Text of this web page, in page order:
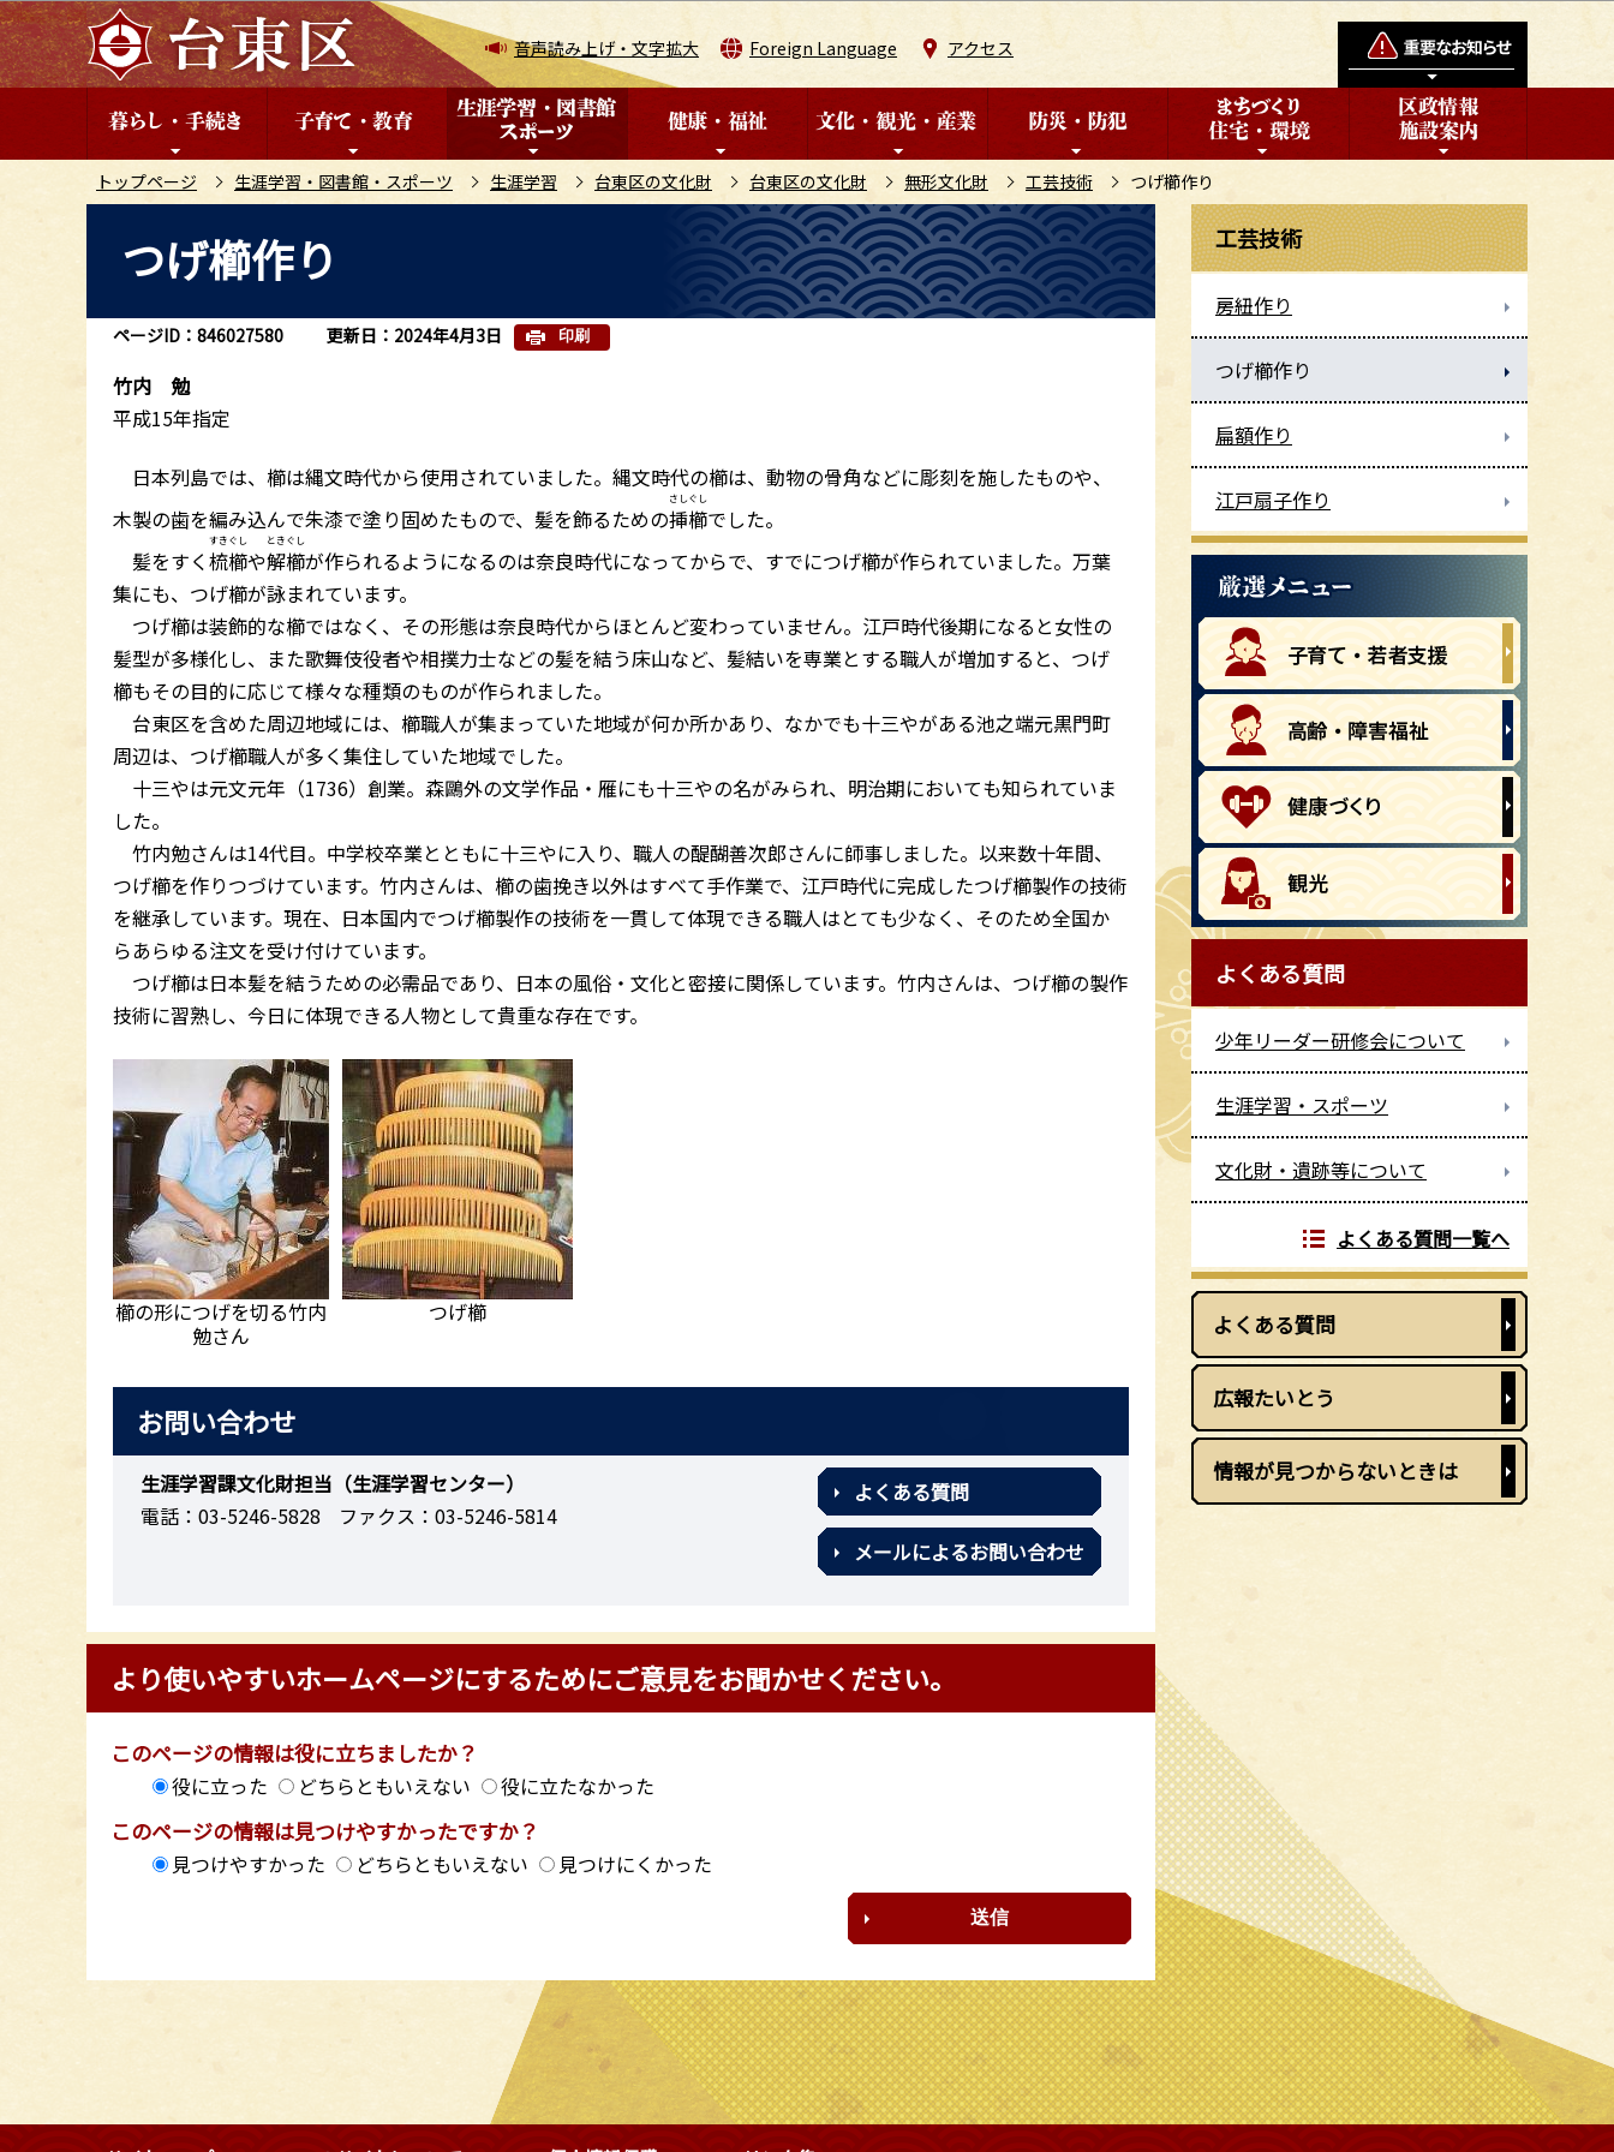
こ
の
ペ
音声読み上げ・文字拡大 Foreign Language アクセス
トップページ 生涯学習・図書館・スポーツ 生涯学習 台東区の文化財 台東区の文化財 無形文化財 工芸技術 つげ櫛作り
こ
つげ櫛作り
ページID：846027580 更新日：2024年4月3日 印刷
竹内 勉
平成15年指定
日本列島では、櫛は縄文時代から使用されていました。縄文時代の櫛は、動物の骨角などに彫刻を施したものや、
木製の歯を編み込んで朱漆で塗り固めたもので、髪を飾るための挿櫛
さしぐし
でした。
髪をすく梳櫛
すきぐし
や解櫛
ときぐし
が作られるようになるのは奈良時代になってからで、すでにつげ櫛が作られていました。万葉
集にも、つげ櫛が詠まれています。
つげ櫛は装飾的な櫛ではなく、その形態は奈良時代からほとんど変わっていません。江戸時代後期になると女性の
髪型が多様化し、また歌舞伎役者や相撲力士などの髪を結う床山など、髪結いを専業とする職人が増加すると、つげ
櫛もその目的に応じて様々な種類のものが作られました。
台東区を含めた周辺地域には、櫛職人が集まっていた地域が何か所かあり、なかでも十三やがある池之端元黒門町
周辺は、つげ櫛職人が多く集住していた地域でした。
十三やは元文元年（1736）創業。森鷗外の文学作品・雁にも十三やの名がみられ、明治期においても知られていま
した。
竹内勉さんは14代目。中学校卒業とともに十三やに入り、職人の醍醐善次郎さんに師事しました。以来数十年間、
つげ櫛を作りつづけています。竹内さんは、櫛の歯挽き以外はすべて手作業で、江戸時代に完成したつげ櫛製作の技術
を継承しています。現在、日本国内でつげ櫛製作の技術を一貫して体現できる職人はとても少なく、そのため全国か
らあらゆる注文を受け付けています。
つげ櫛は日本髪を結うための必需品であり、日本の風俗・文化と密接に関係しています。竹内さんは、つげ櫛の製作
技術に習熟し、今日に体現できる人物として貴重な存在です。
櫛の形につげを切る竹内
勉さん
つげ櫛
お問い合わせ
生涯学習課文化財担当（生涯学習センター）
電話：03-5246-5828
ファクス：03-5246-5814
よくある質問
メールによるお問い合わせ
より使いやすいホームページにするためにご意見をお聞かせください。
このページの情報は役に立ちましたか？
役に立った どちらともいえない 役に立たなかった
このページの情報は見つけやすかったですか？
見つけやすかった どちらともいえない 見つけにくかった
工芸技術
房紐作り
つげ櫛作り
扁額作り
江戸扇子作り
よくある質問
少年リーダー研修会について
生涯学習・スポーツ
文化財・遺跡等について
よくある質問一覧へ
よくある質問
広報たいとう
情報が見つからないときは